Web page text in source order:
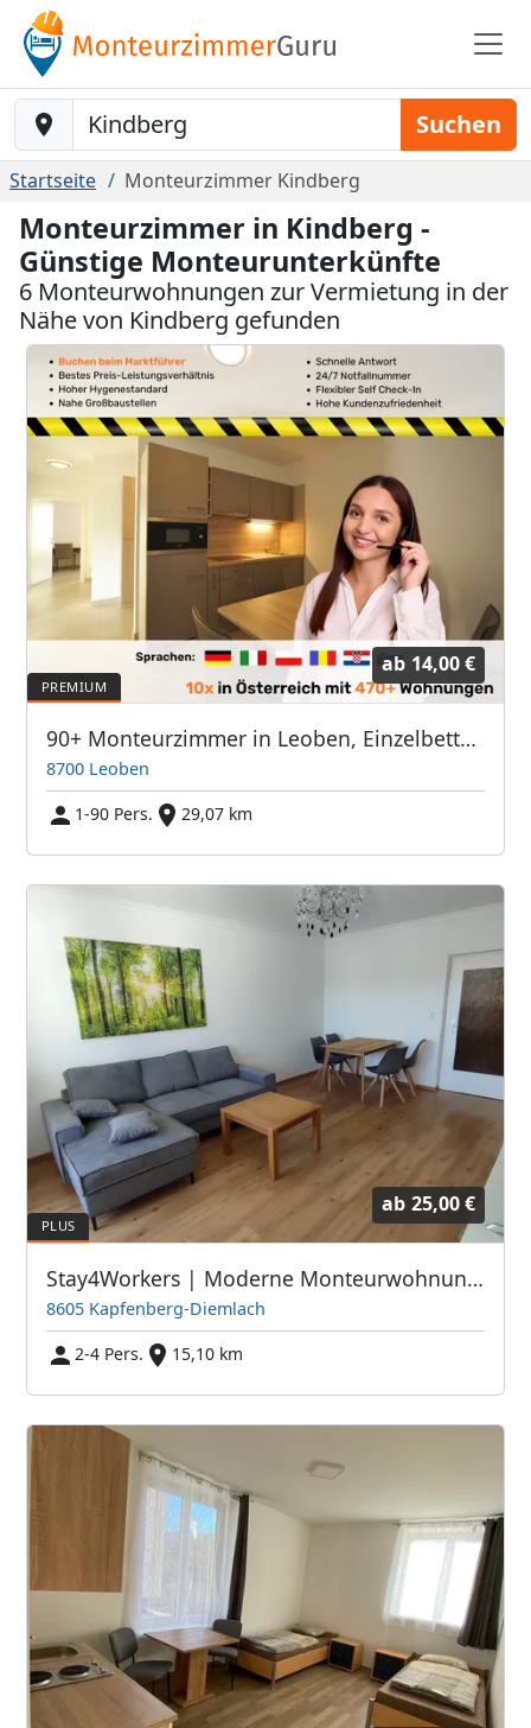
Baustelle-Location Suchen
Startseite Monteurzimmer Kindberg
Monteurzimmer in Kindberg -
Günstige Monteurunterkünfte
6 Monteurwohnungen zur Vermietung in der
Nähe von Kindberg gefunden
ab 14,00 €
90+ Monteurzimmer in Leoben, Einzelbetten, Parkplätze, WIFI, Küchen
8700 Leoben
1-90 Pers.
29,07 km
ab 25,00 €
Stay4Workers | Moderne Monteurwohnung (4 Betten)
8605 Kapfenberg-Diemlach
2-4 Pers.
15,10 km